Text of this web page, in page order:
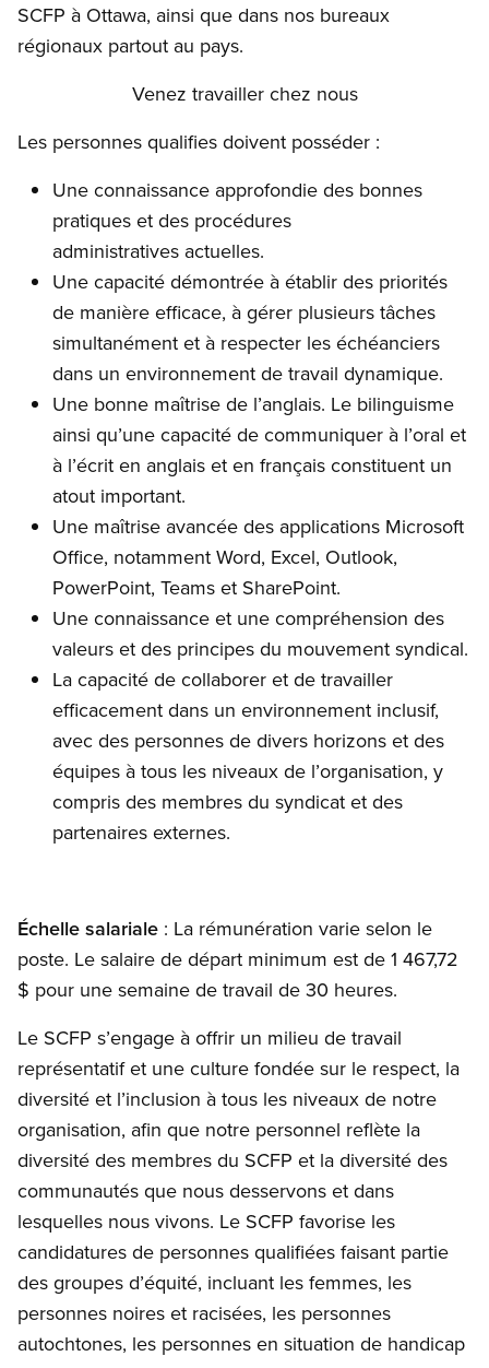
SCFP à Ottawa, ainsi que dans nos bureaux
régionaux partout au pays.
Venez travailler chez nous
Les personnes qualifies doivent posséder :
Une connaissance approfondie des bonnes
pratiques et des procédures
administratives actuelles.
Une capacité démontrée à établir des priorités
de manière efficace, à gérer plusieurs tâches
simultanément et à respecter les échéanciers
dans un environnement de travail dynamique.
Une bonne maîtrise de l’anglais. Le bilinguisme
ainsi qu’une capacité de communiquer à l’oral et
à l’écrit en anglais et en français constituent un
atout important.
Une maîtrise avancée des applications Microsoft
Office, notamment Word, Excel, Outlook,
PowerPoint, Teams et SharePoint.
Une connaissance et une compréhension des
valeurs et des principes du mouvement syndical.
La capacité de collaborer et de travailler
efficacement dans un environnement inclusif,
avec des personnes de divers horizons et des
équipes à tous les niveaux de l’organisation, y
compris des membres du syndicat et des
partenaires externes.
Échelle salariale : La rémunération varie selon le
poste. Le salaire de départ minimum est de 1 467,72
$ pour une semaine de travail de 30 heures.
Le SCFP s’engage à offrir un milieu de travail
représentatif et une culture fondée sur le respect, la
diversité et l’inclusion à tous les niveaux de notre
organisation, afin que notre personnel reflète la
diversité des membres du SCFP et la diversité des
communautés que nous desservons et dans
lesquelles nous vivons. Le SCFP favorise les
candidatures de personnes qualifiées faisant partie
des groupes d’équité, incluant les femmes, les
personnes noires et racisées, les personnes
autochtones, les personnes en situation de handicap